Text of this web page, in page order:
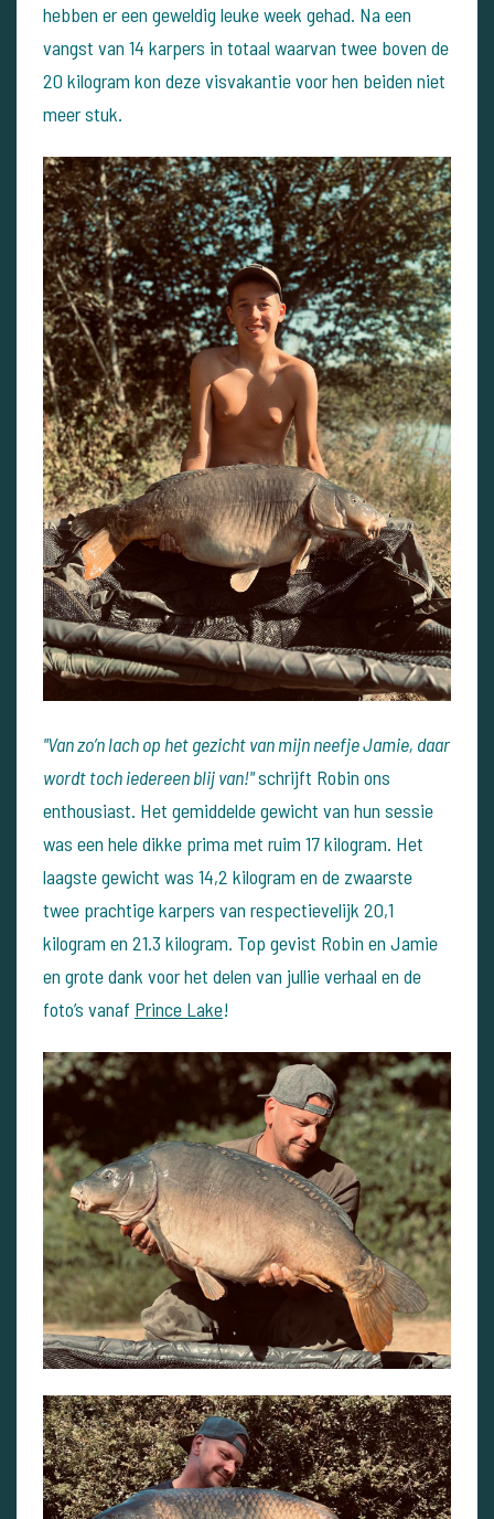
hebben er een geweldig leuke week gehad. Na een
vangst van 14 karpers in totaal waarvan twee boven de
20 kilogram kon deze visvakantie voor hen beiden niet
meer stuk.
"Van zo’n lach op het gezicht van mijn neefje Jamie, daar
wordt toch iedereen blij van!"schrijft Robin ons
enthousiast. Het gemiddelde gewicht van hun sessie
was een hele dikke prima met ruim 17 kilogram. Het
laagste gewicht was 14,2 kilogram en de zwaarste
twee prachtige karpers van respectievelijk 20,1
kilogram en 21.3 kilogram. Top gevist Robin en Jamie
en grote dank voor het delen van jullie verhaal en de
foto’s vanaf Prince Lake!